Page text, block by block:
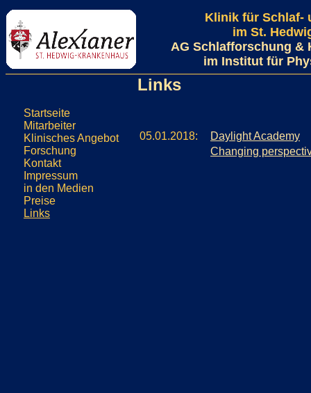
Klinik für Schlaf-
im St.
AG Schlafforschung &
im Institut für
Startseite
Mitarbeiter
Klinisches Angebot
Forschung
Kontakt
Impressum
in den Medien
Preise
Links
Links
05.01.2018:
Daylight Academy
Changing